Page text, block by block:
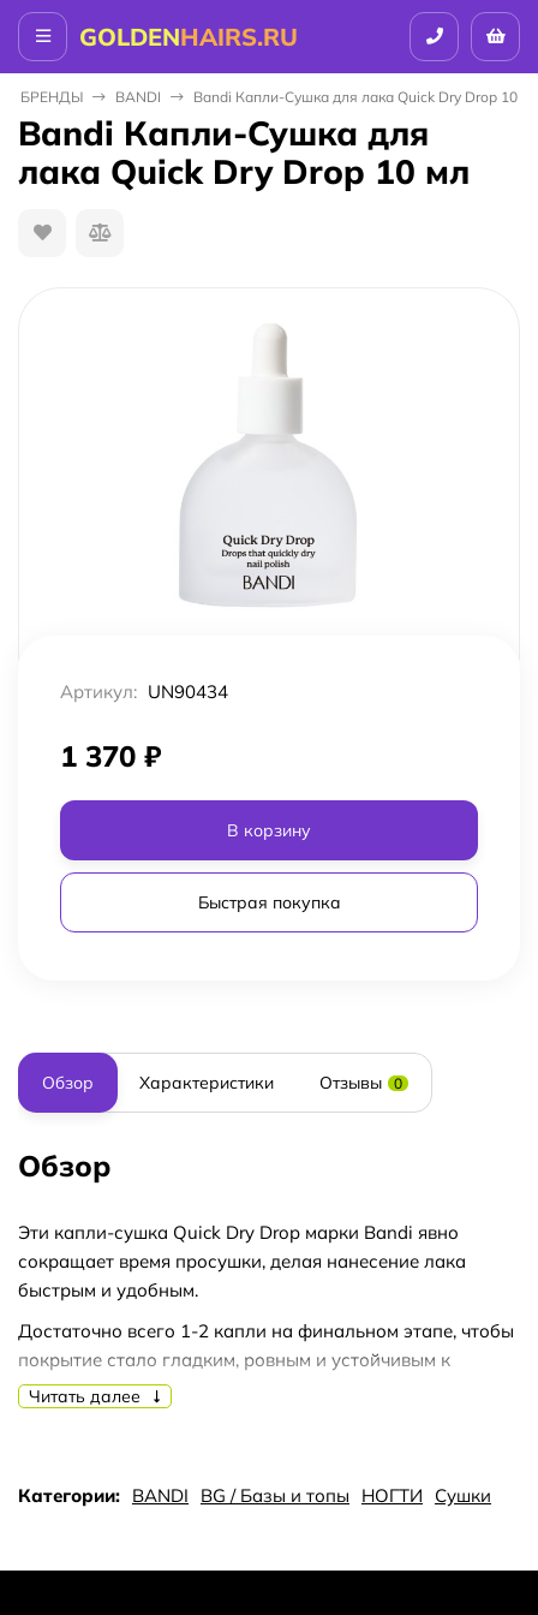
GOLDENHAIRS.RU
БPEНДЫ BANDI Bandi Капли-Сушка для лака Quick Dry Drop 10 мл
Bandi Капли-Сушка для
лака Quick Dry Drop 10 мл
Артикул: UN90434
1 370 ₽
В корзину
Быстрая покупка
Обзор Характеристики Отзывы 0
Обзор
Эти капли-сушка Quick Dry Drop марки Bandi явно
сокращает время просушки, делая нанесение лака
быстрым и удобным.
Достаточно всего 1-2 капли на финальном этапе, чтобы
покрытие стало гладким, ровным и устойчивым к
смазыванию.
авокадным маслом и маслом жожоба, средство Dry Drop
Читать далее
Категории: BANDI BG / Базы и топы НОГТИ Сушки